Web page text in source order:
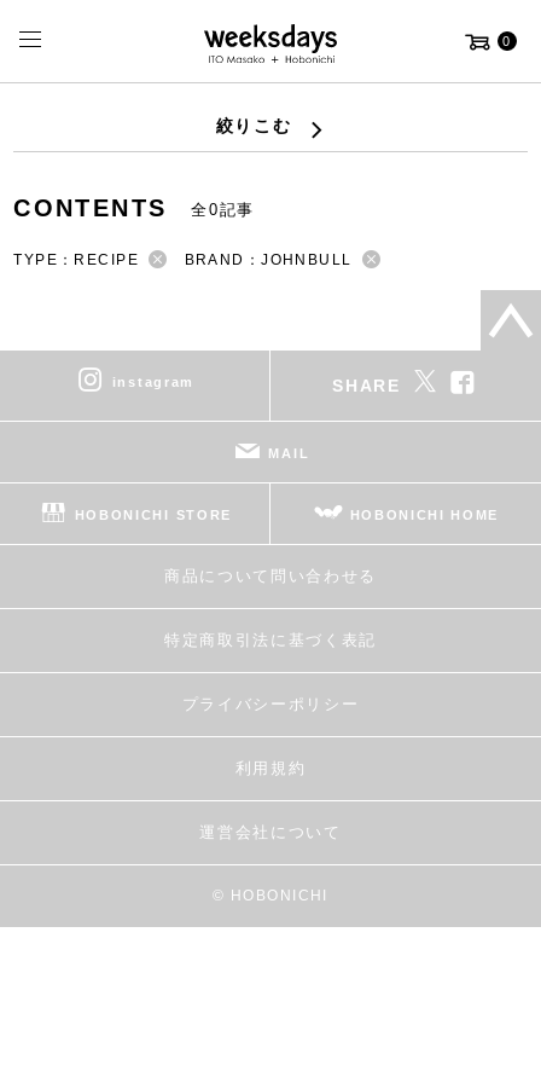
0
絞りこむ
CONTENTS 全0記事
TYPE：RECIPE BRAND：JOHNBULL
instagram SHARE
MAIL
HOBONICHI STORE HOBONICHI HOME
商品について問い合わせる
特定商取引法に基づく表記
プライバシーポリシー
利用規約
運営会社について
© HOBONICHI